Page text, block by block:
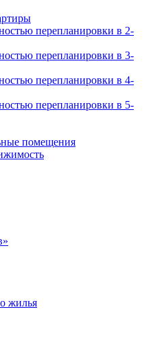
перепланировки в 2-
перепланировки в 3-
перепланировки в 4-
перепланировки в 5-
помещения
жилья